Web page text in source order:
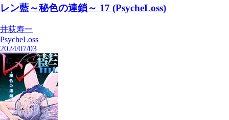
レン藍～秘色の連鎖～ 17 (PsycheLoss)
井荻寿一
PsycheLoss
2024/07/03